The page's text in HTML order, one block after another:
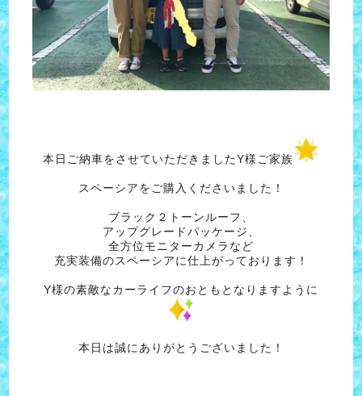
本日ご納車をさせていただきましたY様ご家族
スペーシアをご購入くださいました！
ブラック２トーンルーフ、
アップグレードパッケージ、
全方位モニターカメラなど
充実装備のスペーシアに仕上がっております！
Y様の素敵なカーライフのおともとなりますように
本日は誠にありがとうございました！